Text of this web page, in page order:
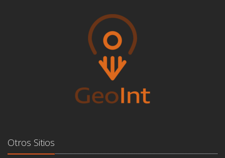
Otros Sitios